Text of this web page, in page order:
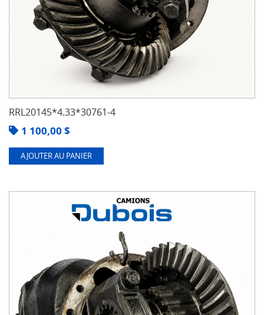
RRL20145*4.33*30761-4
1 100,00 $
AJOUTER AU PANIER